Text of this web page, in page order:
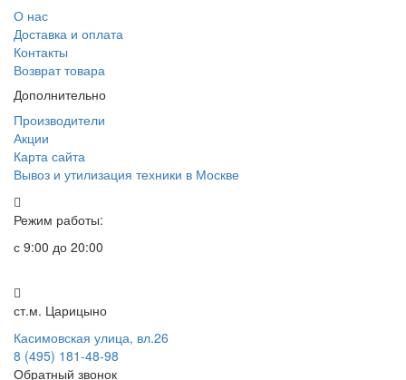
О нас
Доставка и оплата
Контакты
Возврат товара
Дополнительно
Производители
Акции
Карта сайта
Вывоз и утилизация техники в Москве
Режим работы:
с 9:00 до 20:00
ст.м. Царицыно
Касимовская улица, вл.26
8 (495) 181-48-98
Обратный звонок